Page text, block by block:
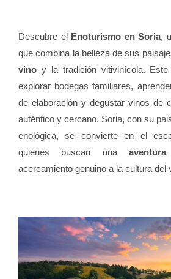
Descubre el Enoturismo en Soria,
que combina la belleza de sus
vino y la tradición vitivinícola.
explorar bodegas familiares,
de elaboración y degustar vinos de
auténtico y cercano. Soria, con su
enológica, se convierte en el
quienes buscan una
acercamiento genuino a la cultura del